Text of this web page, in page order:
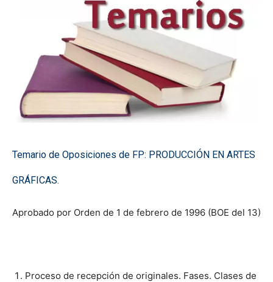
Temario de Oposiciones de FP: PRODUCCIÓN EN ARTES
GRÁFICAS.
Aprobado por Orden de 1 de febrero de 1996 (BOE del 13)
Proceso de recepción de originales. Fases. Clases de